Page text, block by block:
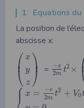
1. Equations
La position de
abscisse x:
⎛
⎝
⎜ x
y
z
⎞
⎠⎟ = −e
2m t2 × ⎜
⎧
⎪ x = −e
2m t2 + V0